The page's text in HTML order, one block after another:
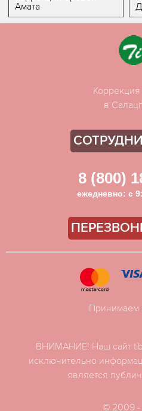
Амата
в
8 (800)
ежедневно: с
ВНИМАНИЕ! Наш сайт
исключительно
является
© 2009 -
Принимаем